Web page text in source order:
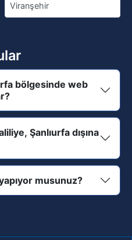
Viranşehir
bölgesinde web
Şanlıurfa dışına
musunuz?